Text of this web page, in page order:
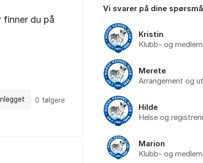
finner du på
0 følgere
Vi svarer på dine
Kristin
Klubb- og
Merete
Arrangement og
Hilde
Helse og
Marion
Klubb- og